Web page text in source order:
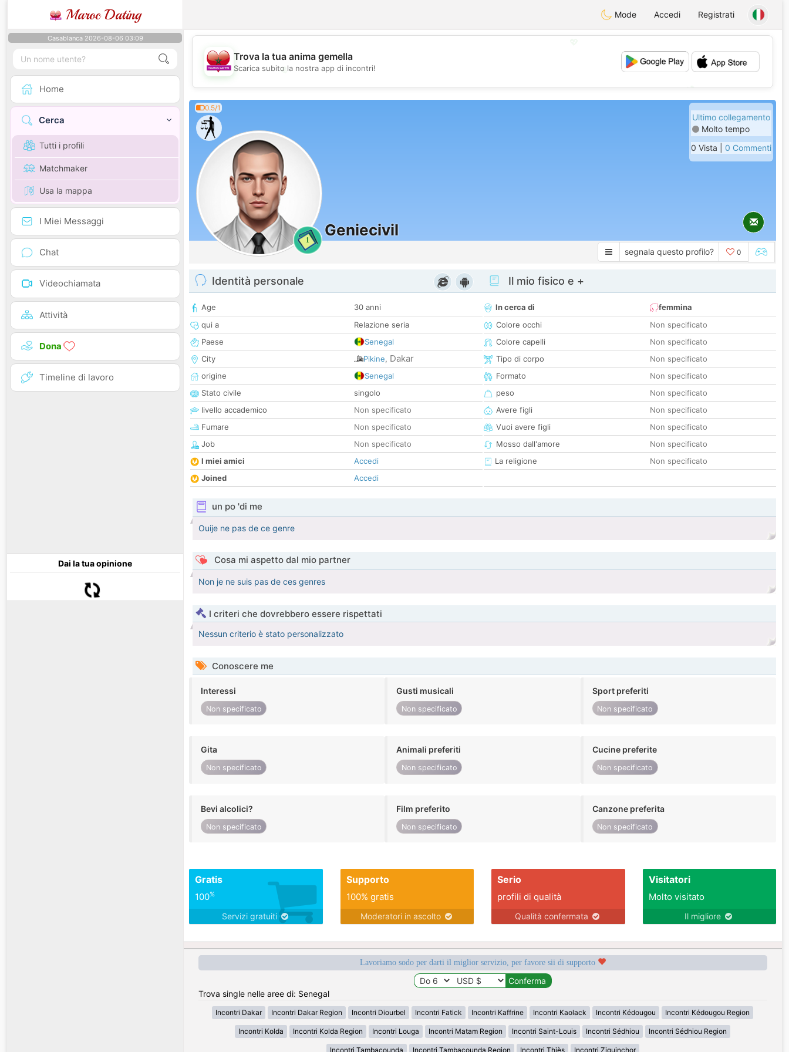
Maroc Dating Mode Accedi Registrati
Casablanca 2026-08-06 03:09
Home
Cerca
Tutti i profili
Matchmaker
Usa la mappa
I Miei Messaggi
Chat
Videochiamata
Attività
Dona
Timeline di lavoro
Dai la tua opinione
💖
💕
Trova la tua anima gemella
Scarica subito la nostra app di incontri!
0.5/1
1
Geniecivil
Ultimo collegamento
Molto tempo
0 Vista | 0 Commenti
segnala questo profilo? 0
Identità personale
Age
30 anni
qui a
Relazione seria
Paese
Senegal
City
Pikine, Dakar
origine
Senegal
Stato civile
singolo
livello accademico
Non specificato
Fumare
Non specificato
Job
Non specificato
I miei amici
Accedi
Joined
Accedi
Il mio fisico e +
In cerca di
femmina
Colore occhi
Non specificato
Colore capelli
Non specificato
Tipo di corpo
Non specificato
Formato
Non specificato
peso
Non specificato
Avere figli
Non specificato
Vuoi avere figli
Non specificato
Mosso dall'amore
Non specificato
La religione
Non specificato
un po 'di me
Ouije ne pas de ce genre
Cosa mi aspetto dal mio partner
Non je ne suis pas de ces genres
I criteri che dovrebbero essere rispettati
Nessun criterio è stato personalizzato
Conoscere me
Interessi
Non specificato
Gusti musicali
Non specificato
Sport preferiti
Non specificato
Gita
Non specificato
Animali preferiti
Non specificato
Cucine preferite
Non specificato
Bevi alcolici?
Non specificato
Film preferito
Non specificato
Canzone preferita
Non specificato
Gratis
100%
Servizi gratuiti
Supporto
100% gratis
Moderatori in ascolto
Serio
profili di qualità
Qualità confermata
Visitatori
Molto visitato
Il migliore
Lavoriamo sodo per darti il miglior servizio, per favore sii di supporto
Trova single nelle aree di: Senegal
Incontri Dakar Incontri Dakar Region Incontri Diourbel Incontri Fatick Incontri Kaffrine Incontri Kaolack Incontri Kédougou Incontri Kédougou Region
Incontri Kolda Incontri Kolda Region Incontri Louga Incontri Matam Region Incontri Saint-Louis Incontri Sédhiou Incontri Sédhiou Region
Incontri Tambacounda Incontri Tambacounda Region Incontri Thiès Incontri Ziguinchor